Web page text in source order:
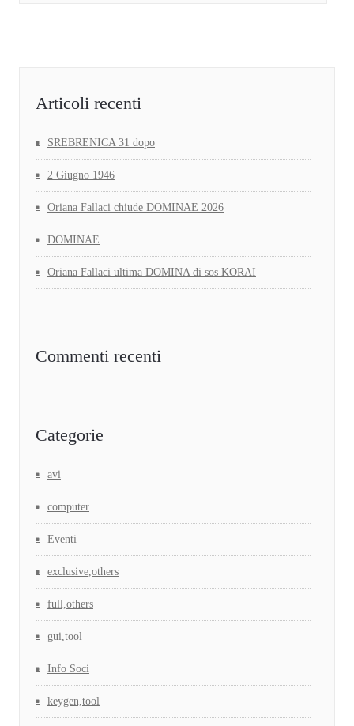
Articoli recenti
SREBRENICA 31 dopo
2 Giugno 1946
Oriana Fallaci chiude DOMINAE 2026
DOMINAE
Oriana Fallaci ultima DOMINA di sos KORAI
Commenti recenti
Categorie
avi
computer
Eventi
exclusive,others
full,others
gui,tool
Info Soci
keygen,tool